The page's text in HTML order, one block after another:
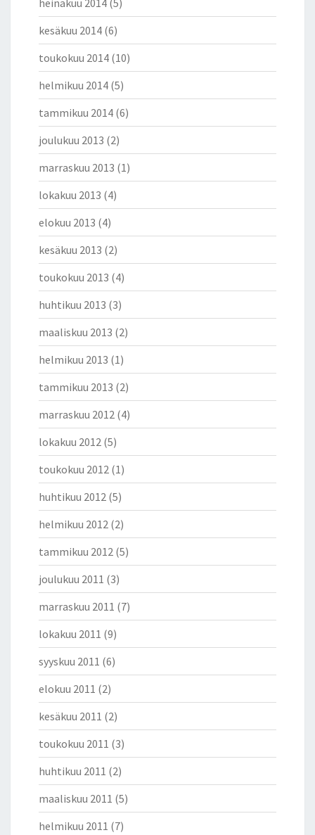
heinäkuu 2014 (5)
kesäkuu 2014 (6)
toukokuu 2014 (10)
helmikuu 2014 (5)
tammikuu 2014 (6)
joulukuu 2013 (2)
marraskuu 2013 (1)
lokakuu 2013 (4)
elokuu 2013 (4)
kesäkuu 2013 (2)
toukokuu 2013 (4)
huhtikuu 2013 (3)
maaliskuu 2013 (2)
helmikuu 2013 (1)
tammikuu 2013 (2)
marraskuu 2012 (4)
lokakuu 2012 (5)
toukokuu 2012 (1)
huhtikuu 2012 (5)
helmikuu 2012 (2)
tammikuu 2012 (5)
joulukuu 2011 (3)
marraskuu 2011 (7)
lokakuu 2011 (9)
syyskuu 2011 (6)
elokuu 2011 (2)
kesäkuu 2011 (2)
toukokuu 2011 (3)
huhtikuu 2011 (2)
maaliskuu 2011 (5)
helmikuu 2011 (7)